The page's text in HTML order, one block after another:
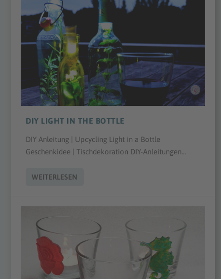
DIY LIGHT IN THE BOTTLE
DIY Anleitung | Upcycling Light in a Bottle
Geschenkidee | Tischdekoration DIY-Anleitungen...
WEITERLESEN